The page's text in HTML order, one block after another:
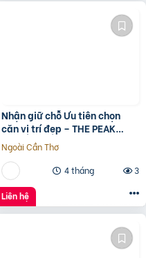
Nhận giữ chỗ Ưu tiên chọn
căn vị trí đẹp – THE PEAK
GARDEN của Hưng Lộc Phát
Ngoài Cần Thơ
4 tháng
3
Liên hệ